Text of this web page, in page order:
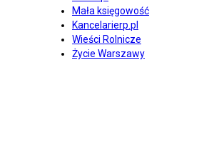
Mała księgowość
Kancelarierp.pl
Wieści Rolnicze
Życie Warszawy